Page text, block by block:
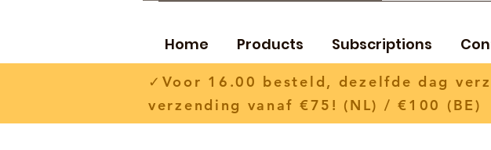
Home Products Subscriptions
✓Voor 16.00 besteld, dezelfde
verzending vanaf €75! (NL) / €100 (BE)